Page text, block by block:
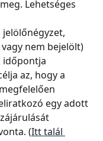
Lehetséges
jelölőnégyzet,
nem bejelölt)
időpontja
az, hogy a
egy adott
(Itt talál